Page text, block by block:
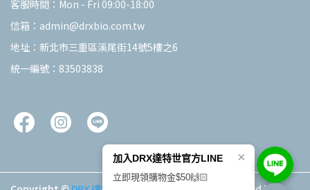
客服時間：Mon - Fri 09:00-18:00
信箱：admin@drxbio.com.tw
地址：新北市三重區溪尾街14號5樓之6
統一編號：83503838
加入DRX達特世官方LINE
立即現領購物金$50🙌🏻
×